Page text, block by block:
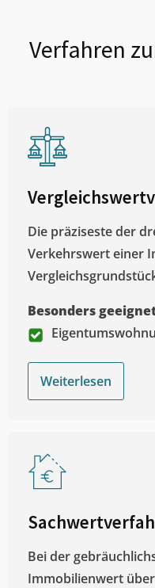
Verfahren
Die präziseste der
Verkehrswert einer
Besonders
Weiterlesen
Bei der
Immobilienwert